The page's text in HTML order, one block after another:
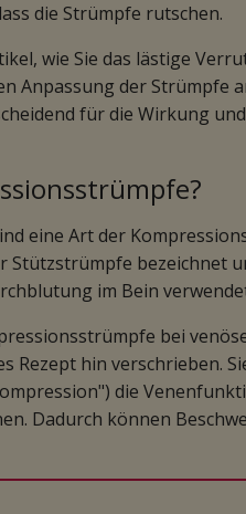
die Strümpfe rutschen.
wie Sie das lästige
Anpassung der Strümpfe
für die Wirkung
eine Art der
bezeichnet
im Bein
bei
Rezept hin verschrieben.
die
Dadurch können